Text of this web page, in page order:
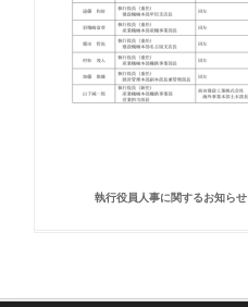
執行役員人事に関するお知らせ